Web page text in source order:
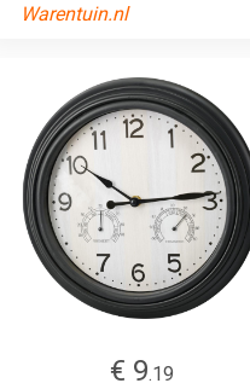
Warentuin.nl
€ 9.19